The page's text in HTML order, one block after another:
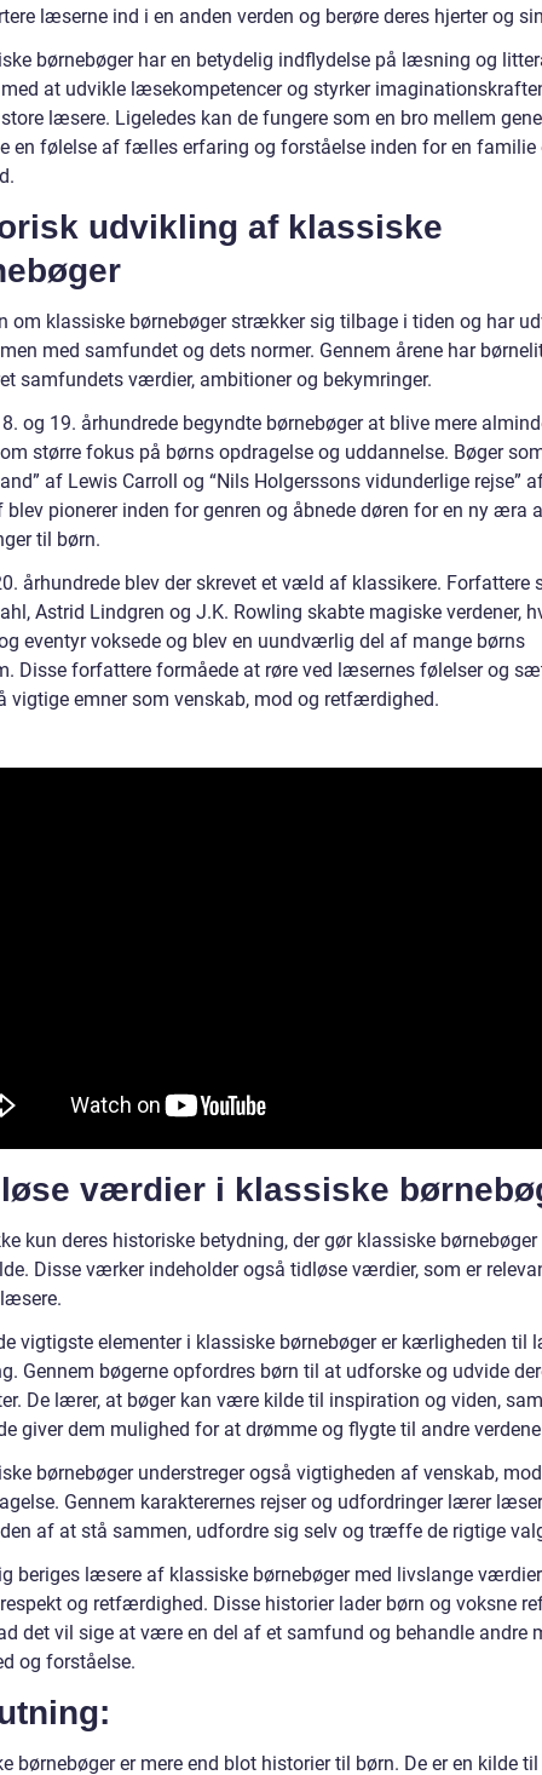
læserne ind i en anden verden og berøre deres hjerter og
børnebøger har en betydelig indflydelse på læsning og
at udvikle læsekompetencer og styrker
læsere. Ligeledes kan de fungere som en bro mellem
en følelse af fælles erfaring og forståelse inden for en familie
udvikling af klassiske
om klassiske børnebøger strækker sig tilbage i tiden og har
med samfundet og dets normer. Gennem årene har
samfundets værdier, ambitioner og bekymringer.
og 19. århundrede begyndte børnebøger at blive mere
større fokus på børns opdragelse og uddannelse. Bøger
af Lewis Carroll og “Nils Holgerssons vidunderlige rejse”
blev pionerer inden for genren og åbnede døren for en ny æra
til børn.
århundrede blev der skrevet et væld af klassikere. Forfattere
Astrid Lindgren og J.K. Rowling skabte magiske verdener,
eventyr voksede og blev en uundværlig del af mange børns
Disse forfattere formåede at røre ved læsernes følelser og
vigtige emner som venskab, mod og retfærdighed.
værdier i klassiske
kun deres historiske betydning, der gør klassiske børnebøger
Disse værker indeholder også tidløse værdier, som er
vigtigste elementer i klassiske børnebøger er kærligheden til
Gennem bøgerne opfordres børn til at udforske og udvide
De lærer, at bøger kan være kilde til inspiration og viden,
giver dem mulighed for at drømme og flygte til andre
børnebøger understreger også vigtigheden af venskab,
Gennem karakterernes rejser og udfordringer lærer
af at stå sammen, udfordre sig selv og træffe de rigtige
beriges læsere af klassiske børnebøger med livslange
og retfærdighed. Disse historier lader børn og voksne
det vil sige at være en del af et samfund og behandle andre
og forståelse.
børnebøger er mere end blot historier til børn. De er en kilde